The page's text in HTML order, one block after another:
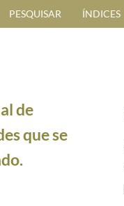
PESQUISAR ÍNDICES
de
que se